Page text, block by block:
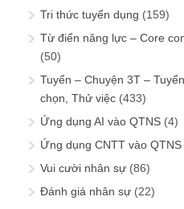
Tri thức tuyển dụng (159)
Từ điển năng lực – Core
(50)
Tuyển – Chuyện 3T –
chọn, Thử việc (433)
Ứng dụng AI vào QTNS (4)
Ứng dụng CNTT vào QTNS
Vui cười nhân sự (86)
Đánh giá nhân sự (22)